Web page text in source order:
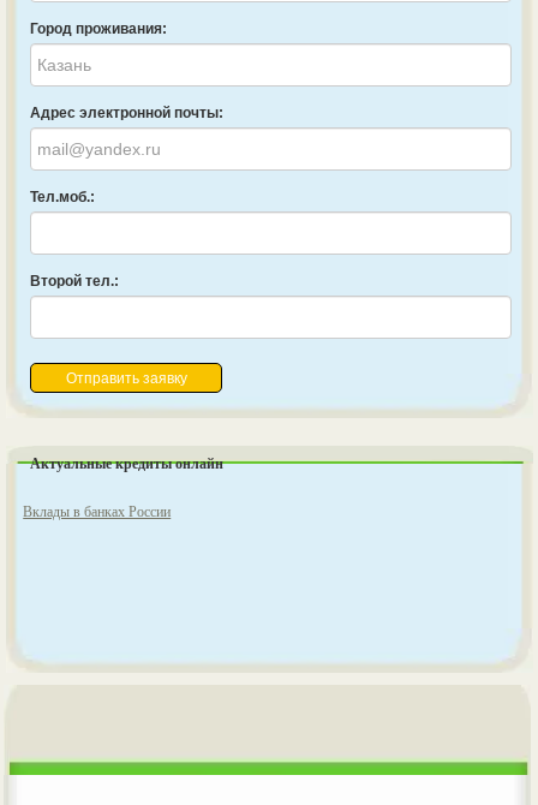
Город проживания:
Адрес электронной почты:
Тел.моб.:
Второй тел.:
Актуальные кредиты онлайн
Вклады в банках России